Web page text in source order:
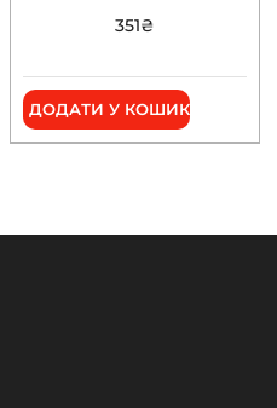
351₴
ДОДАТИ У КОШИК